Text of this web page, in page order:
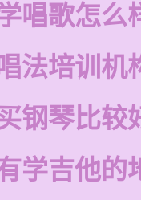
唱歌怎么
法培训机
钢琴比较
学吉他的